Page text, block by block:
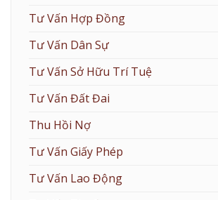
Tư Vấn Hợp Đồng
Tư Vấn Dân Sự
Tư Vấn Sở Hữu Trí Tuệ
Tư Vấn Đất Đai
Thu Hồi Nợ
Tư Vấn Giấy Phép
Tư Vấn Lao Động